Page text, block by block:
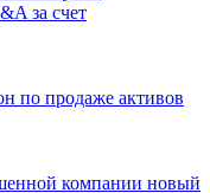
за счет
по продаже активов
компании новый